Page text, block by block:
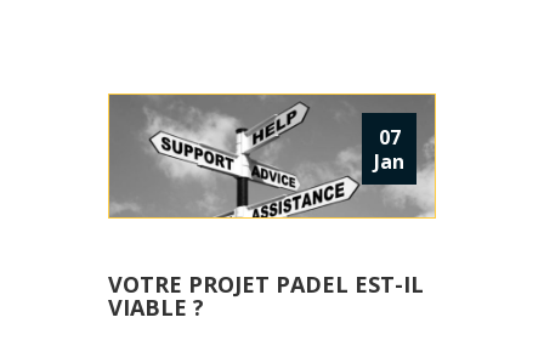
07
Jan
VOTRE PROJET PADEL EST-IL
VIABLE ?